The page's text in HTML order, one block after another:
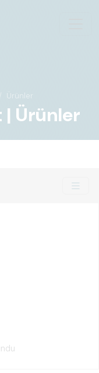
Ürünler
| Ürünler